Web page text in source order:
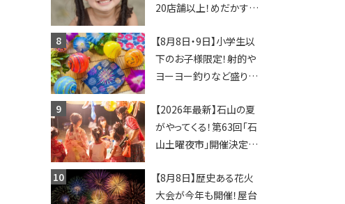
スポット！
20店舗以上！めだかすく
ソングライターによるライ
ブなど。【和邇ふれあい夏
祭り】
【8月8日・9日】小学生以
下のお子様限定！射的や
ヨーヨー釣りなど盛りだ
ちびっこ縁日開催♪【モリ
ーブ】
【2026年最新】石山の夏
がやってくる！第63回「石
山土曜夜市」開催決定！
ージが勢揃い【7月18日・
25日・8月1日】大津市
【8月8日】歴史ある花火
大会が今年も開催！屋台